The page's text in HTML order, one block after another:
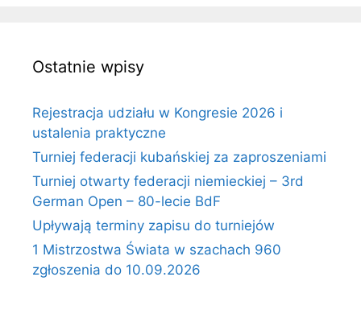
Ostatnie wpisy
Rejestracja udziału w Kongresie 2026 i
ustalenia praktyczne
Turniej federacji kubańskiej za zaproszeniami
Turniej otwarty federacji niemieckiej – 3rd
German Open – 80-lecie BdF
Upływają terminy zapisu do turniejów
1 Mistrzostwa Świata w szachach 960
zgłoszenia do 10.09.2026